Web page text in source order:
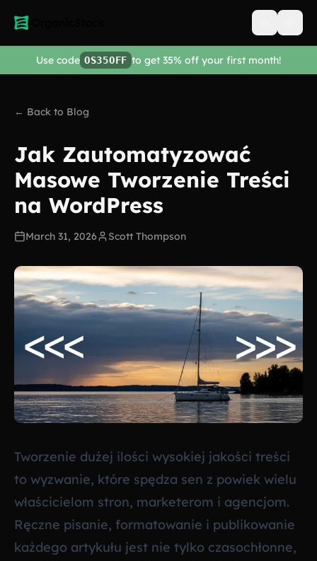
Open
Use code OS35OFF to get 35% off your first month!
← Back to Blog
Jak Zautomatyzować
Masowe Tworzenie Treści
na WordPress
March 31, 2026 Scott Thompson
Tworzenie dużej ilości wysokiej jakości treści
to wyzwanie, które spędza sen z powiek wielu
właścicielom stron, marketerom i agencjom.
Ręczne pisanie, formatowanie i publikowanie
każdego artykułu jest nie tylko czasochłonne,